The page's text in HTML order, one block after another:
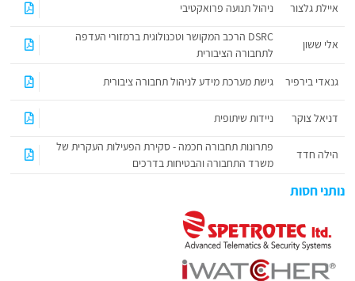
איילת גלצור ניהול תנועה פרואקטיבי
אלי ששון
DSRC הרכב המקושר וטכנולוגית ברמזורי העדפה
לתחבורה הציבורית
גנאדי בירפיר
גישת מערכת מידע לניהול תחבורה ציבורית
דניאל צוקר ניידות שיתופית
הילה חדד
פתרונות תחבורה חכמה - סקירת הפעילות העקרית של
משרד התחבורה והבטיחות בדרכים
נותני חסות